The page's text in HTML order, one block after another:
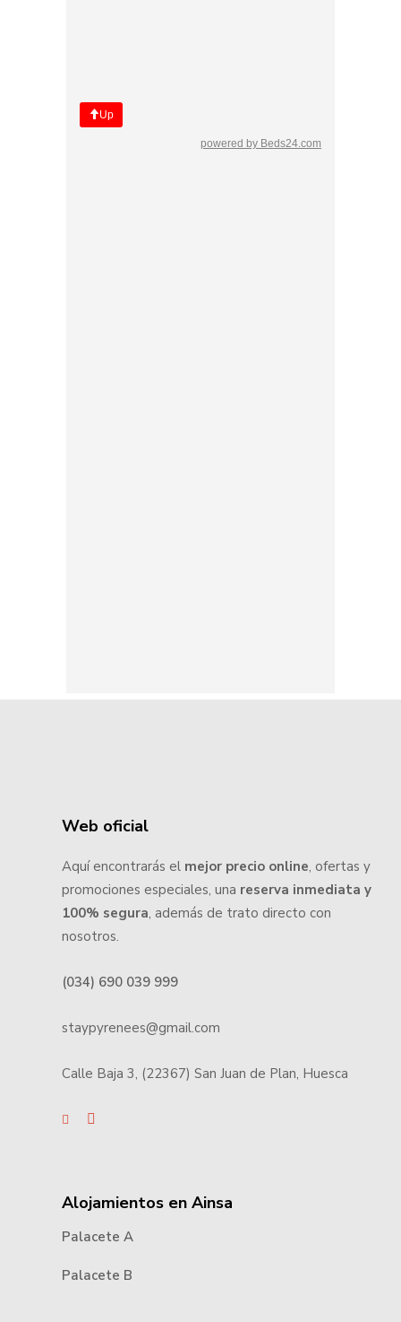
Web oficial
Aquí encontrarás el mejor precio online, ofertas y
promociones especiales, una reserva inmediata y
100% segura, además de trato directo con
nosotros.
(034) 690 039 999
staypyrenees@gmail.com
Calle Baja 3, (22367) San Juan de Plan, Huesca
Alojamientos en Ainsa
Palacete A
Palacete B